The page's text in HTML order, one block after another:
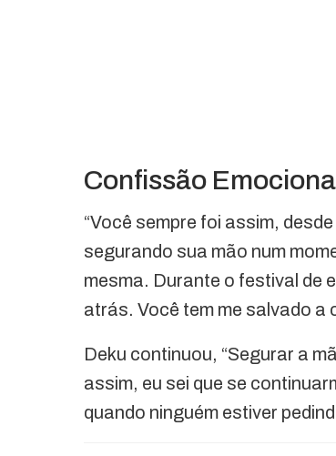
Confissão
“Você sempre foi assim,
segurando sua mão num
mesma. Durante o festival de
atrás. Você tem me salvado a
Deku continuou, “Segurar a
assim, eu sei que se
quando ninguém estiver